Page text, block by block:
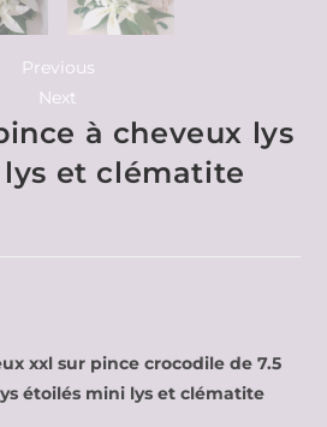
Previous
Next
à cheveux lys
et clématite
xxl sur pince crocodile de 7.5
étoilés mini lys et clématite